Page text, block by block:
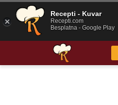
Recepti - Kuvar
Recepti.com
Besplatna - Google Play